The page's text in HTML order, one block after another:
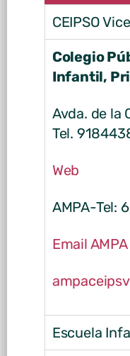
CEIPSO
Colegio
Infantil,
Avda. de la
Tel.
Web
AMPA-Tel:
Email AMPA
Escuela